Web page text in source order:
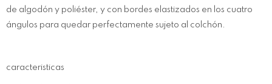
de algodón y poliéster, y con bordes elastizados en los cuatro
ángulos para quedar perfectamente sujeto al colchón.
caracteristicas